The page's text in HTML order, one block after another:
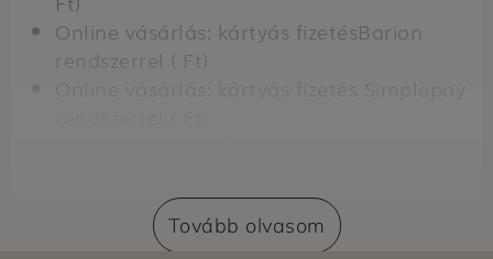
Online vásárlás: kártyás fizetésBarion
rendszerrel ( Ft)
Online vásárlás: Átvételkor történő fizetés
bankkártyával ( Ft)Tovább olvasom